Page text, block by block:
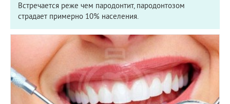
Встречается реже чем пародонтит, пародонтозом
страдает примерно 10% населения.